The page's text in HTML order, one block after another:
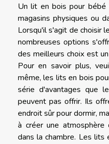
Un lit en bois pour
magasins physiques ou
Lorsqu'il s'agit de choisir
nombreuses options
des meilleurs choix est
Pour en savoir plus,
même, les lits en bois
série d'avantages que
peuvent pas offrir. Ils
endroit sûr pour dormir,
à créer une atmosphère
dans la chambre. Les lits